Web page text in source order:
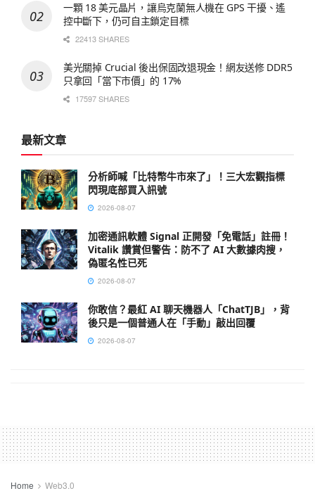
一顆 18 美元晶片，讓烏克蘭無人機在 GPS 干擾、遙
控中斷下，仍可自主鎖定目標
22413 SHARES
美光關掉 Crucial 後出保固改退現金！網友送修 DDR5
只拿回「當下市價」的 17%
17597 SHARES
最新文章
分析師喊「比特幣牛市來了」！三大宏觀指標
閃現底部買入訊號
2026-08-07
加密通訊軟體 Signal 正開發「免電話」註冊！
Vitalik 讚賞但警告：防不了 AI 大數據肉搜，
偽匿名性已死
2026-08-07
你敢信？最紅 AI 聊天機器人「ChatTJB」，背
後只是一個普通人在「手動」敲出回覆
2026-08-07
Home Web3.0